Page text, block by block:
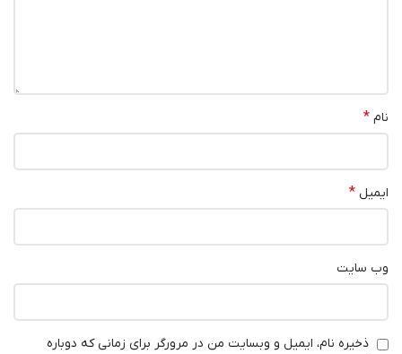
نام *
ایمیل *
وب‌ سایت
ذخیره نام، ایمیل و وبسایت من در مرورگر برای زمانی که دوباره